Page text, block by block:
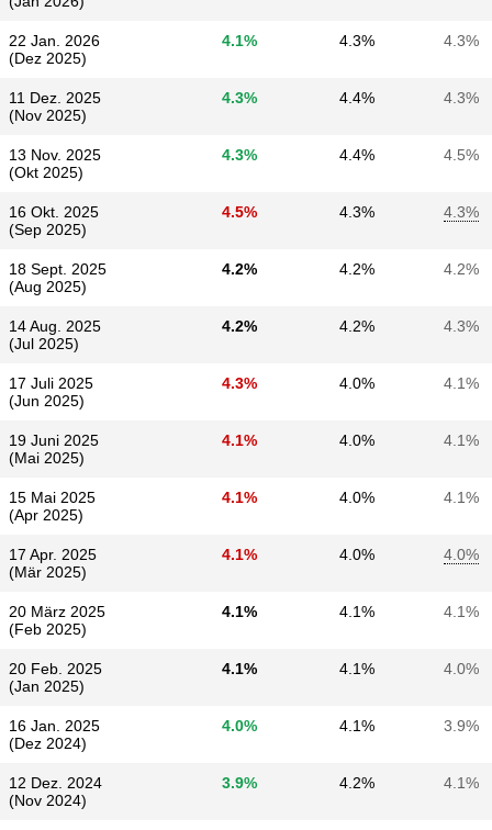
22 Jan. 2026
(Dez 2025)
4.1% 4.3% 4.3%
11 Dez. 2025
(Nov 2025)
4.3% 4.4% 4.3%
13 Nov. 2025
(Okt 2025)
4.3% 4.4% 4.5%
16 Okt. 2025
(Sep 2025)
4.5% 4.3% 4.3%
18 Sept. 2025
(Aug 2025)
4.2% 4.2% 4.2%
14 Aug. 2025
(Jul 2025)
4.2% 4.2% 4.3%
17 Juli 2025
(Jun 2025)
4.3% 4.0% 4.1%
19 Juni 2025
(Mai 2025)
4.1% 4.0% 4.1%
15 Mai 2025
(Apr 2025)
4.1% 4.0% 4.1%
17 Apr. 2025
(Mär 2025)
4.1% 4.0% 4.0%
20 März 2025
(Feb 2025)
4.1% 4.1% 4.1%
20 Feb. 2025
(Jan 2025)
4.1% 4.1% 4.0%
16 Jan. 2025
(Dez 2024)
4.0% 4.1% 3.9%
12 Dez. 2024
(Nov 2024)
3.9% 4.2% 4.1%